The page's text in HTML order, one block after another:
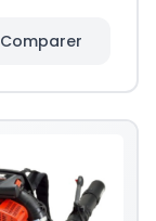
Comparer